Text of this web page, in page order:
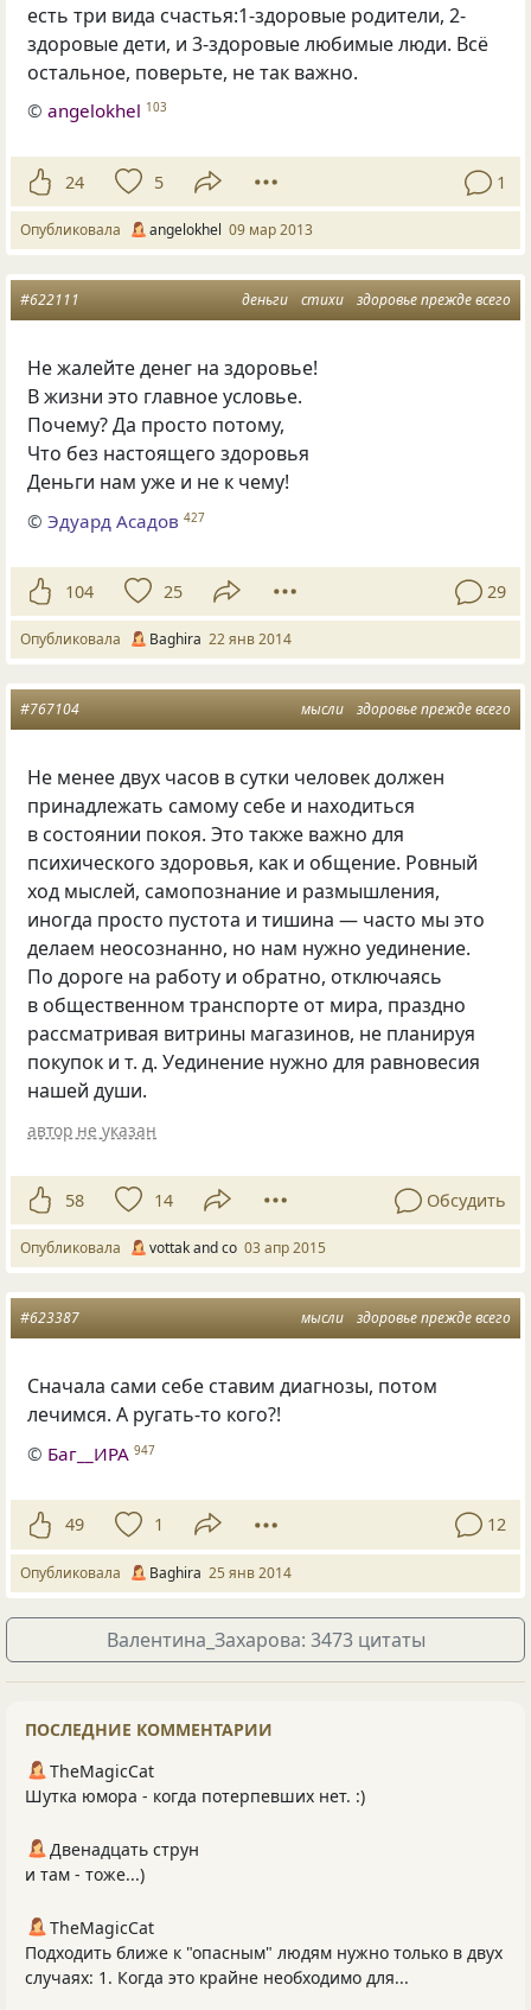
есть три вида счастья:1-здоровые родители, 2-
здоровые дети, и 3-здоровые любимые люди. Всё
остальное, поверьте, не так важно.
©angelokhel 103
24 5 1
Опубликовала angelokhel 09 мар 2013
деньги стихи здоровье прежде всего
#622111
Не жалейте денег на здоровье!
В жизни это главное условье.
Почему? Да просто потому,
Что без настоящего здоровья
Деньги нам уже и не к чему!
©Эдуард Асадов 427
104 25 29
Опубликовала Baghira 22 янв 2014
мысли здоровье прежде всего
#767104
Не менее двух часов в сутки человек должен
принадлежать самому себе и находиться
в состоянии покоя. Это также важно для
психического здоровья, как и общение. Ровный
ход мыслей, самопознание и размышления,
иногда просто пустота и тишина — часто мы это
делаем неосознанно, но нам нужно уединение.
По дороге на работу и обратно, отключаясь
в общественном транспорте от мира, праздно
рассматривая витрины магазинов, не планируя
покупок и т. д. Уединение нужно для равновесия
нашей души.
автор не указан
58 14 Обсудить
Опубликовала vottak and co 03 апр 2015
мысли здоровье прежде всего
#623387
Сначала сами себе ставим диагнозы, потом
лечимся. А ругать-то кого?!
© Баг__ИРА 947
49 1 12
Опубликовала Baghira 25 янв 2014
Валентина_Захарова: 3473 цитаты
ПОСЛЕДНИЕ КОММЕНТАРИИ
TheMagicCat
Шутка юмора - когда потерпевших нет. :)
Двенадцать струн
и там - тоже...)
TheMagicCat
Подходить ближе к "опасным" людям нужно только в двух
случаях: 1. Когда это крайне необходимо для...